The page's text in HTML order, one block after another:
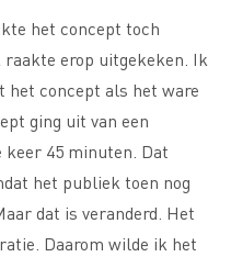
het concept toch
raakte erop uitgekeken. Ik
het concept als het ware
ging uit van een
keer 45 minuten. Dat
het publiek toen nog
dat is veranderd. Het
Daarom wilde ik het